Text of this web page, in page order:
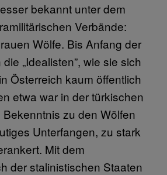
bekannt unter dem
Verbände:
Wölfe. Bis Anfang der
„Idealisten”, wie sie sich
Österreich kaum öffentlich
etwa war in der türkischen
zu den Wölfen
Unterfangen, zu stark
Mit dem
der stalinistischen Staaten